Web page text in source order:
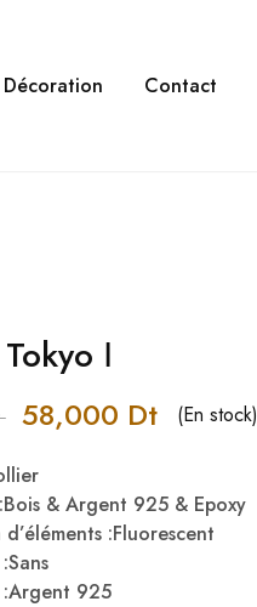
Décoration Contact
Ⅰ
58,000 Dt (En stock)
& Argent 925 & Epoxy
:Fluorescent
925